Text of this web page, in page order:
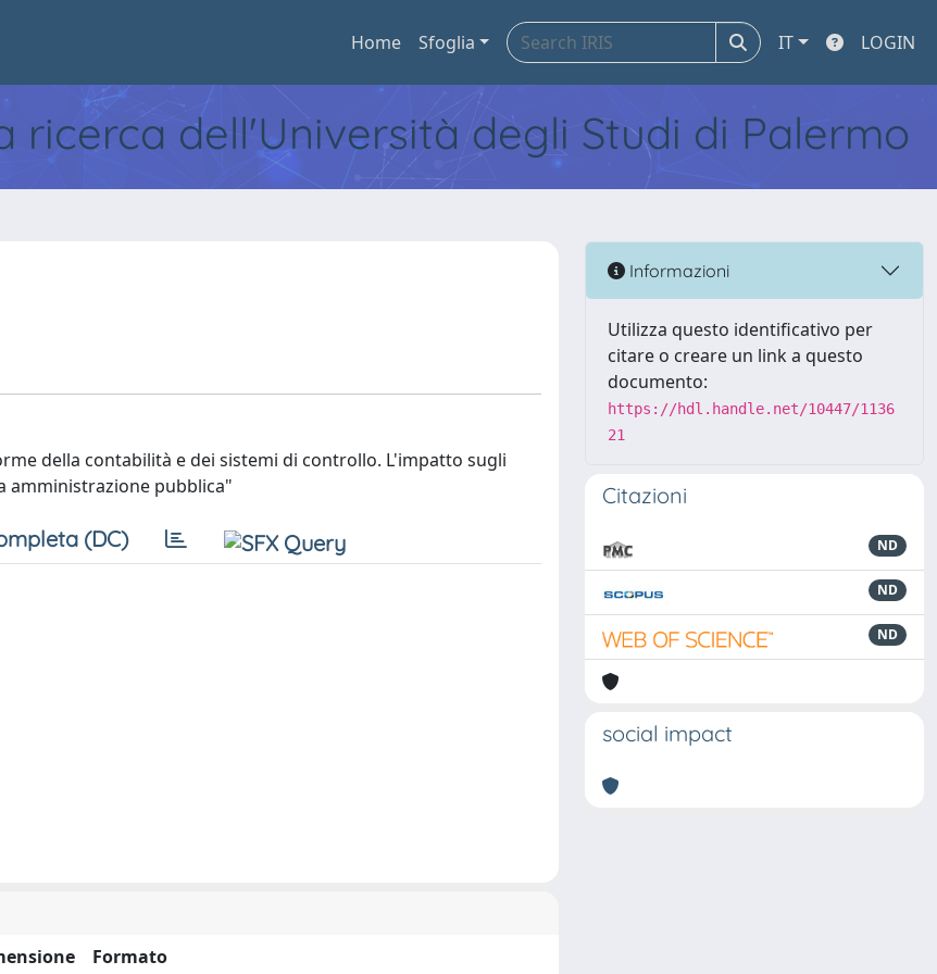
Home Sfoglia IT LOGIN
ricerca dell'Università degli Studi di Palermo
della contabilità e dei sistemi di controllo. L'impatto sugli
amministrazione pubblica"
(DC)
Formato
Informazioni
Utilizza questo identificativo per
citare o creare un link a questo
documento:
https://hdl.handle.net/10447/1136
21
Citazioni
ND
ND
ND
social impact